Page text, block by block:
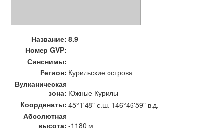
Название: 8.9
Номер GVP:
Синонимы:
Регион: Курильские острова
Вулканическая
зона: Южные Курилы
Координаты: 45°1'48" с.ш. 146°46'59" в.д.
Абсолютная
высота: -1180 м